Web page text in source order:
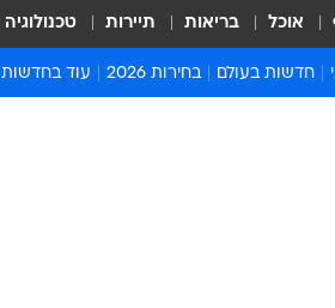
אוכל בריאות תיירות טכנולוגיה
חדשות בעולם בחירות 2026 עוד בחדשות